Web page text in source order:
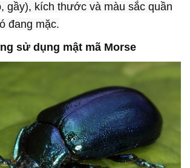
gầy), kích thước và màu sắc quần
đang mặc.
sử dụng mật mã Morse